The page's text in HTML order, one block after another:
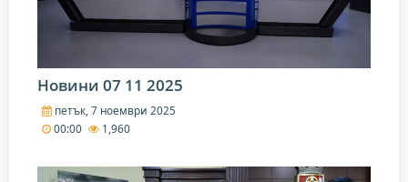
Новини 07 11 2025
петък, 7 ноември 2025
00:00
1,960